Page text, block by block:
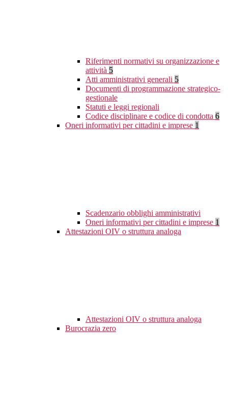
Riferimenti normativi su organizzazione e
attività 5
Atti amministrativi generali 5
Documenti di programmazione strategico-
gestionale
Statuti e leggi regionali
Codice disciplinare e codice di condotta 6
Oneri informativi per cittadini e imprese 1
Scadenzario obblighi amministrativi
Oneri informativi per cittadini e imprese 1
Attestazioni OIV o struttura analoga
Attestazioni OIV o struttura analoga
Burocrazia zero